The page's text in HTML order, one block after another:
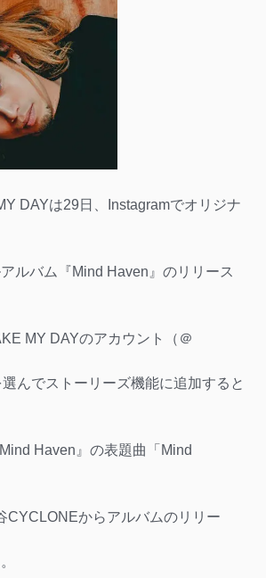
DAYは29日、Instagramでオリジナ
ルバム『Mind Haven』のリリース
MY DAYのアカウント（＠
んでストーリーズ機能に追加すると
Haven』の表題曲「Mind
CYCLONEからアルバムのリリー